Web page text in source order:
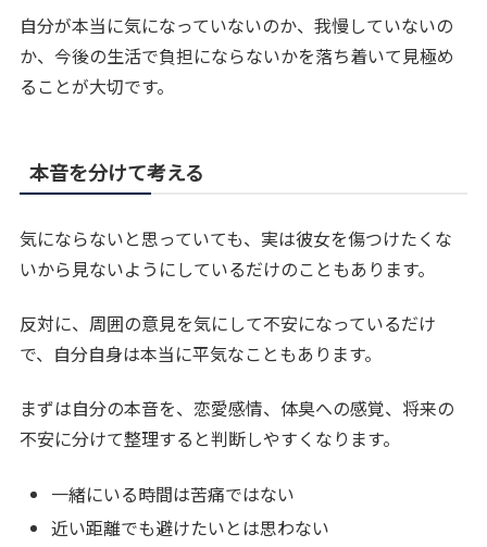
自分が本当に気になっていないのか、我慢していないの
か、今後の生活で負担にならないかを落ち着いて見極め
ることが大切です。
本音を分けて考える
気にならないと思っていても、実は彼女を傷つけたくな
いから見ないようにしているだけのこともあります。
反対に、周囲の意見を気にして不安になっているだけ
で、自分自身は本当に平気なこともあります。
まずは自分の本音を、恋愛感情、体臭への感覚、将来の
不安に分けて整理すると判断しやすくなります。
一緒にいる時間は苦痛ではない
近い距離でも避けたいとは思わない